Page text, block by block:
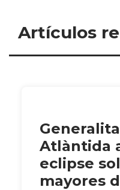
Artículos
Atlàntida
eclipse
mayores